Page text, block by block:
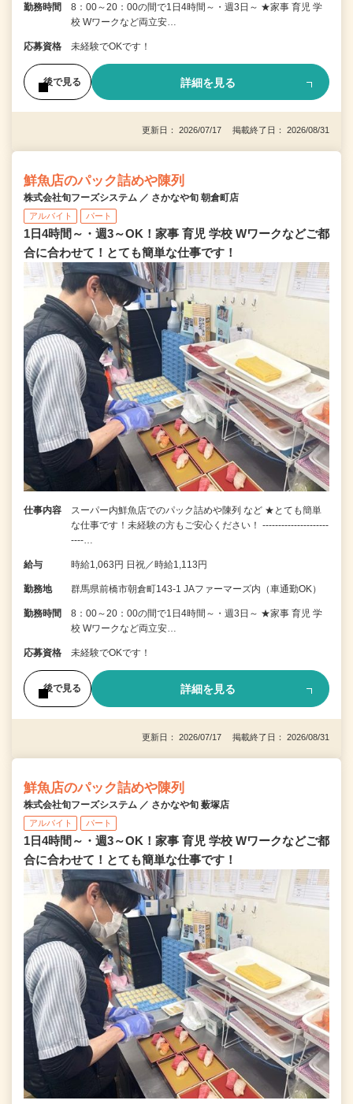
勤務時間
8：00～20：00の間で1日4時間～・週3日～ ★家事 育児 学
校 Wワークなど両立安…
応募資格 未経験でOKです！
後で見る 詳細を見る
更新日： 2026/07/17 掲載終了日： 2026/08/31
鮮魚店のパック詰めや陳列
株式会社旬フーズシステム ／ さかなや旬 朝倉町店
アルバイト パート
1日4時間～・週3～OK！家事 育児 学校 Wワークなどご都
合に合わせて！とても簡単な仕事です！
仕事内容
スーパー内鮮魚店でのパック詰めや陳列 など ★とても簡単
な仕事です！未経験の方もご安心ください！ ---------------------
----…
給与 時給1,063円 日祝／時給1,113円
勤務地 群馬県前橋市朝倉町143-1 JAファーマーズ内（車通勤OK）
勤務時間
8：00～20：00の間で1日4時間～・週3日～ ★家事 育児 学
校 Wワークなど両立安…
応募資格 未経験でOKです！
後で見る 詳細を見る
更新日： 2026/07/17 掲載終了日： 2026/08/31
鮮魚店のパック詰めや陳列
株式会社旬フーズシステム ／ さかなや旬 薮塚店
アルバイト パート
1日4時間～・週3～OK！家事 育児 学校 Wワークなどご都
合に合わせて！とても簡単な仕事です！